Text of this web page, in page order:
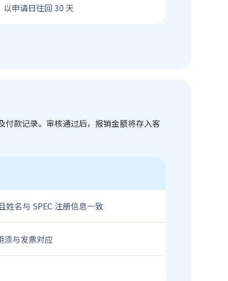
以申请日往回 30 天
付款记录。审核通过后，报销金额将存入客
名与 SPEC 注册信息一致
须与发票对应